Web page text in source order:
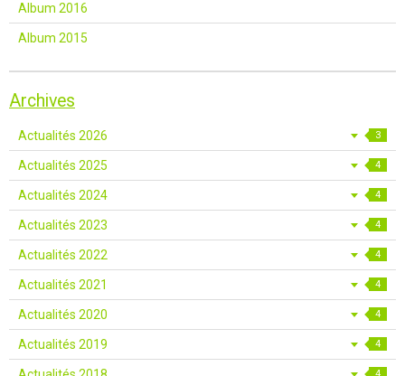
Album 2016
Album 2015
Archives
Actualités 2026 3
Actualités 2025 4
Actualités 2024 4
Actualités 2023 4
Actualités 2022 4
Actualités 2021 4
Actualités 2020 4
Actualités 2019 4